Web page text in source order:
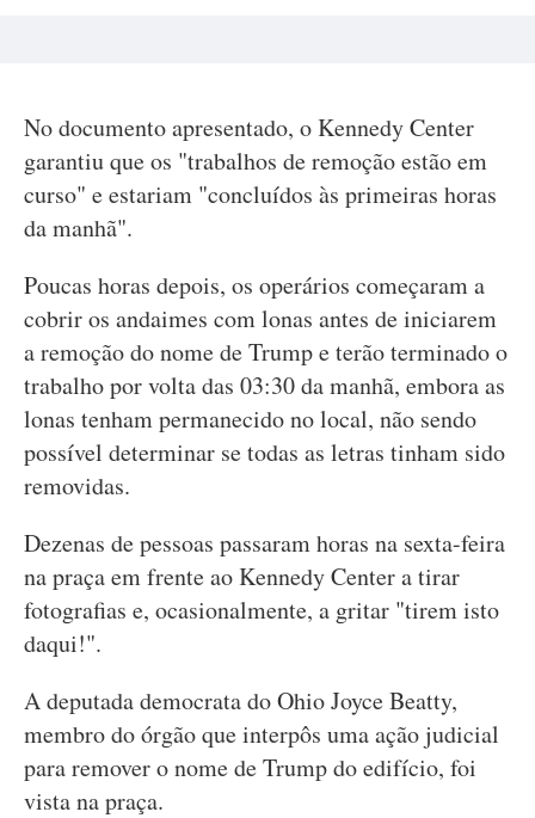
No documento apresentado, o Kennedy Center
garantiu que os "trabalhos de remoção estão em
curso" e estariam "concluídos às primeiras horas
da manhã".
Poucas horas depois, os operários começaram a
cobrir os andaimes com lonas antes de iniciarem
a remoção do nome de Trump e terão terminado o
trabalho por volta das 03:30 da manhã, embora as
lonas tenham permanecido no local, não sendo
possível determinar se todas as letras tinham sido
removidas.
Dezenas de pessoas passaram horas na sexta-feira
na praça em frente ao Kennedy Center a tirar
fotografias e, ocasionalmente, a gritar "tirem isto
daqui!".
A deputada democrata do Ohio Joyce Beatty,
membro do órgão que interpôs uma ação judicial
para remover o nome de Trump do edifício, foi
vista na praça.